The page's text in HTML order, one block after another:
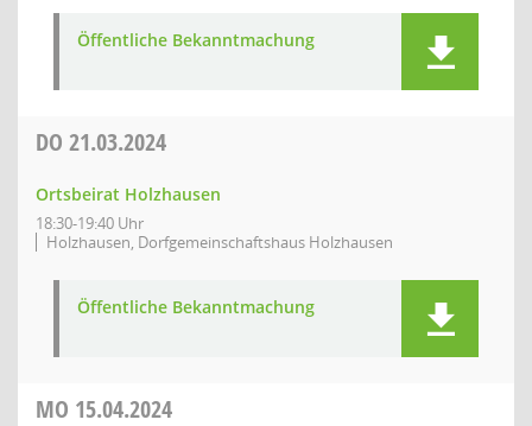
Öffentliche Bekanntmachung
DO 21.03.2024
Ortsbeirat Holzhausen
18:30-19:40 Uhr
Holzhausen, Dorfgemeinschaftshaus Holzhausen
Öffentliche Bekanntmachung
MO 15.04.2024